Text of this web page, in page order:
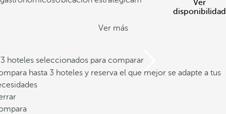
Ver
disponibilidad
Ver más
hoteles seleccionados para comparar
hasta 3 hoteles y reserva el que mejor se adapte a tus